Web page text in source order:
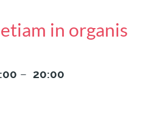
in organis
– 20:00